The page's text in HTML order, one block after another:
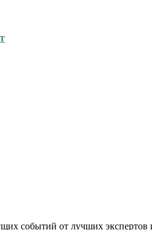
событий от лучших экспертов